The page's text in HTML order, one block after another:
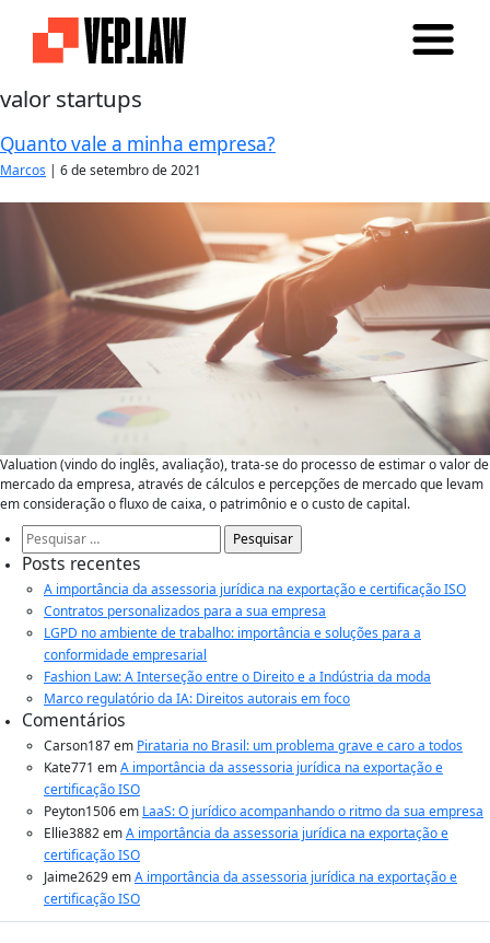
valor startups
Quanto vale a minha empresa?
Marcos | 6 de setembro de 2021
Valuation (vindo do inglês, avaliação), trata-se do processo de estimar o valor de
mercado da empresa, através de cálculos e percepções de mercado que levam
em consideração o fluxo de caixa, o patrimônio e o custo de capital.
Pesquisar
por:
Posts recentes
A importância da assessoria jurídica na exportação e certificação ISO
Contratos personalizados para a sua empresa
LGPD no ambiente de trabalho: importância e soluções para a
conformidade empresarial
Fashion Law: A Interseção entre o Direito e a Indústria da moda
Marco regulatório da IA: Direitos autorais em foco
Comentários
Carson187em Pirataria no Brasil: um problema grave e caro a todos
Kate771 emA importância da assessoria jurídica na exportação e
certificação ISO
Peyton1506em LaaS: O jurídico acompanhando o ritmo da sua empresa
Ellie3882emA importância da assessoria jurídica na exportação e
certificação ISO
Jaime2629emA importância da assessoria jurídica na exportação e
certificação ISO